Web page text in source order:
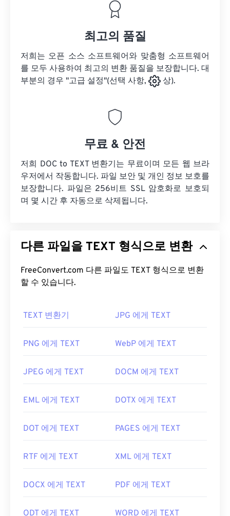
최고의 품질
저희는 오픈 소스 소프트웨어와 맞춤형 소프트웨어
를 모두 사용하여 최고의 변환 품질을 보장합니다. 대
부분의 경우 "고급 설정"(선택 사항,
상).
무료 & 안전
저희 DOC to TEXT 변환기는 무료이며 모든 웹 브라
우저에서 작동합니다. 파일 보안 및 개인 정보 보호를
보장합니다. 파일은 256비트 SSL 암호화로 보호되
며 몇 시간 후 자동으로 삭제됩니다.
다른 파일을 TEXT 형식으로 변환
FreeConvert.com 다른 파일도 TEXT 형식으로 변환
할 수 있습니다.
TEXT 변환기 JPG 에게 TEXT
PNG 에게 TEXT WebP 에게 TEXT
JPEG 에게 TEXT DOCM 에게 TEXT
EML 에게 TEXT DOTX 에게 TEXT
DOT 에게 TEXT PAGES 에게 TEXT
RTF 에게 TEXT XML 에게 TEXT
DOCX 에게 TEXT PDF 에게 TEXT
ODT 에게 TEXT WORD 에게 TEXT